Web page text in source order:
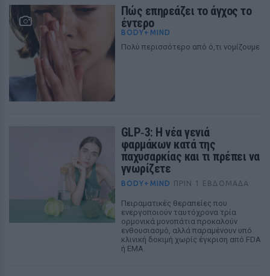
Πώς επηρεάζει το άγχος το
έντερο
BODY+MIND
Πολύ περισσότερο από ό,τι νομίζουμε
GLP‑3: Η νέα γενιά
φαρμάκων κατά της
παχυσαρκίας και τι πρέπει να
γνωρίζετε
BODY+MIND ΠΡΙΝ 1 ΕΒΔΟΜΆΔΑ
Πειραματικές θεραπείες που
ενεργοποιούν ταυτόχρονα τρία
ορμονικά μονοπάτια προκαλούν
ενθουσιασμό, αλλά παραμένουν υπό
κλινική δοκιμή χωρίς έγκριση από FDA
ή EMA.